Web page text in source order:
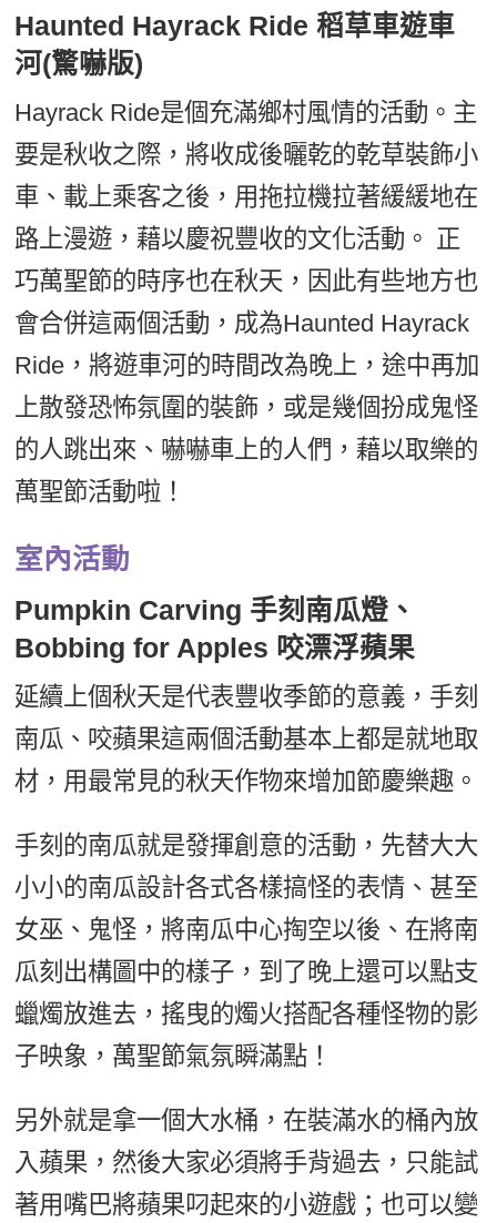
Haunted Hayrack Ride 稻草車遊車
河(驚嚇版)
Hayrack Ride是個充滿鄉村風情的活動。主
要是秋收之際，將收成後曬乾的乾草裝飾小
車、載上乘客之後，用拖拉機拉著緩緩地在
路上漫遊，藉以慶祝豐收的文化活動。 正
巧萬聖節的時序也在秋天，因此有些地方也
會合併這兩個活動，成為Haunted Hayrack
Ride，將遊車河的時間改為晚上，途中再加
上散發恐怖氛圍的裝飾，或是幾個扮成鬼怪
的人跳出來、嚇嚇車上的人們，藉以取樂的
萬聖節活動啦！
室內活動
Pumpkin Carving 手刻南瓜燈、
Bobbing for Apples 咬漂浮蘋果
延續上個秋天是代表豐收季節的意義，手刻
南瓜、咬蘋果這兩個活動基本上都是就地取
材，用最常見的秋天作物來增加節慶樂趣。
手刻的南瓜就是發揮創意的活動，先替大大
小小的南瓜設計各式各樣搞怪的表情、甚至
女巫、鬼怪，將南瓜中心掏空以後、在將南
瓜刻出構圖中的樣子，到了晚上還可以點支
蠟燭放進去，搖曳的燭火搭配各種怪物的影
子映象，萬聖節氣氛瞬滿點！
另外就是拿一個大水桶，在裝滿水的桶內放
入蘋果，然後大家必須將手背過去，只能試
著用嘴巴將蘋果叼起來的小遊戲；也可以變